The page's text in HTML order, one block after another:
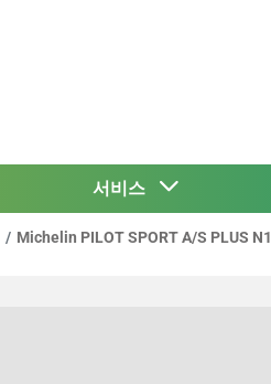
서비스
Michelin PILOT SPORT A/S PLUS N1